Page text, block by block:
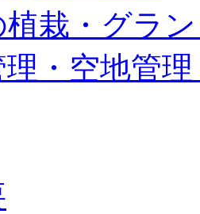
植栽・グラ
理・空地管